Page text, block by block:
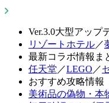
Ver.3.0大型アップ
リゾートホテル／
最新コラボ情報ま
任天堂 ／LEGO ／
おすすめ攻略情報
美術品の偽物・本